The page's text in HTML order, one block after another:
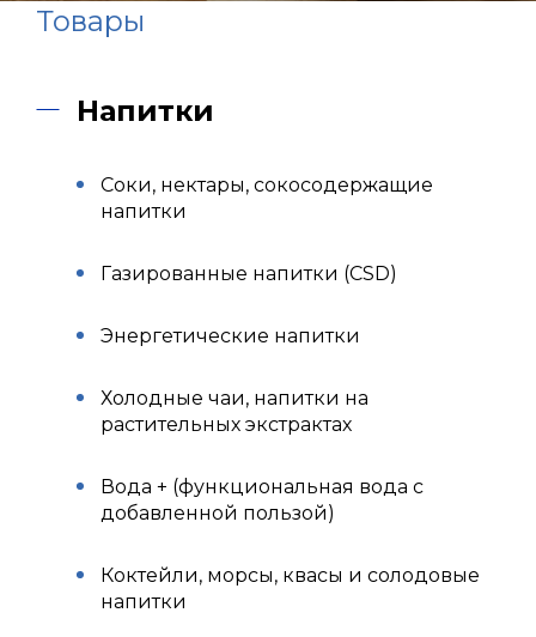
Товары
Напитки
Соки, нектары, сокосодержащие
напитки
Газированные напитки (CSD)
Энергетические напитки
Холодные чаи, напитки на
растительных экстрактах
Вода + (функциональная вода с
добавленной пользой)
Коктейли, морсы, квасы и солодовые
напитки